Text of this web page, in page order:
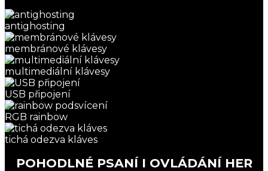
antighosting
membránové klávesy
multimediální klávesy
USB připojení
RGB rainbow
tichá odezva kláves
POHODLNÉ PSANÍ I OVLÁDÁNÍ HER